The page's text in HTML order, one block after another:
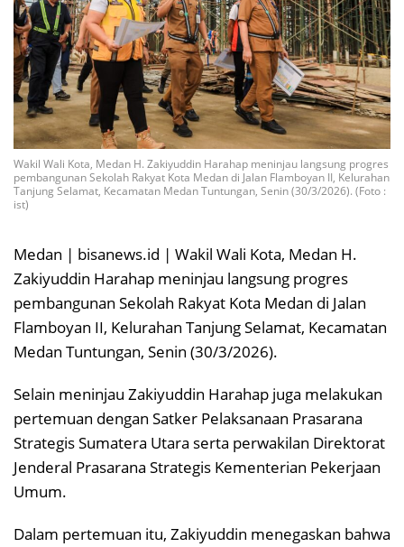
Wakil Wali Kota, Medan H. Zakiyuddin Harahap meninjau langsung progres
pembangunan Sekolah Rakyat Kota Medan di Jalan Flamboyan II, Kelurahan
Tanjung Selamat, Kecamatan Medan Tuntungan, Senin (30/3/2026). (Foto :
ist)
Medan | bisanews.id | Wakil Wali Kota, Medan H.
Zakiyuddin Harahap meninjau langsung progres
pembangunan Sekolah Rakyat Kota Medan di Jalan
Flamboyan II, Kelurahan Tanjung Selamat, Kecamatan
Medan Tuntungan, Senin (30/3/2026).
Selain meninjau Zakiyuddin Harahap juga melakukan
pertemuan dengan Satker Pelaksanaan Prasarana
Strategis Sumatera Utara serta perwakilan Direktorat
Jenderal Prasarana Strategis Kementerian Pekerjaan
Umum.
Dalam pertemuan itu, Zakiyuddin menegaskan bahwa